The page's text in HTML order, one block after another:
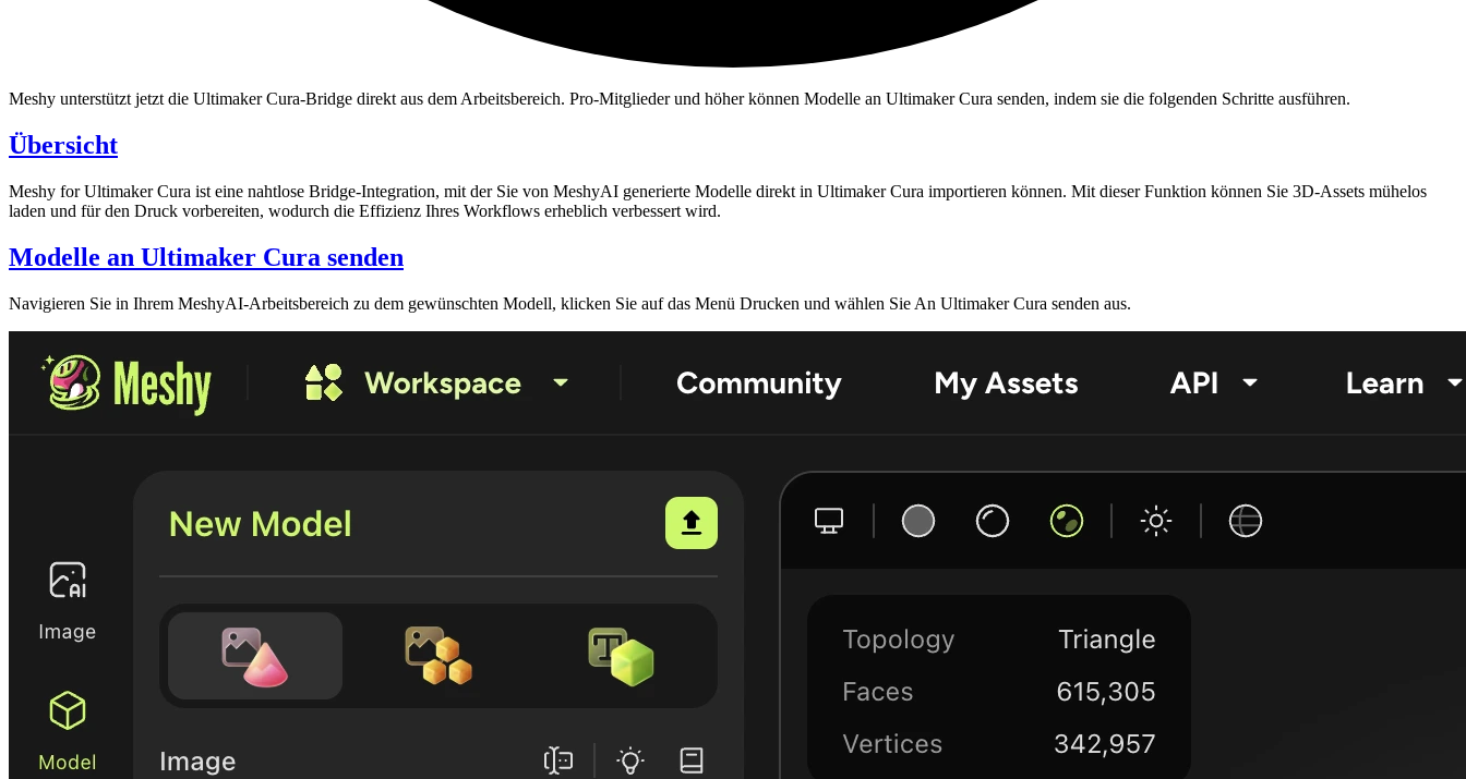
Meshy unterstützt jetzt die Ultimaker Cura-Bridge direkt aus dem Arbeitsbereich. Pro-Mitglieder und höher können Modelle an Ultimaker Cura senden, indem sie die folgenden Schritte ausführen.
Übersicht
Meshy for Ultimaker Cura ist eine nahtlose Bridge-Integration, mit der Sie von MeshyAI generierte Modelle direkt in Ultimaker Cura importieren können. Mit dieser Funktion können Sie 3D-Assets mühelos
laden und für den Druck vorbereiten, wodurch die Effizienz Ihres Workflows erheblich verbessert wird.
Modelle an Ultimaker Cura senden
Navigieren Sie in Ihrem MeshyAI-Arbeitsbereich zu dem gewünschten Modell, klicken Sie auf das Menü Drucken und wählen Sie An Ultimaker Cura senden aus.